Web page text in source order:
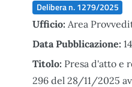
Delibera n. 1279/2025
Ufficio: Area
Data Pubblicazione:
Titolo: Presa d'atto e
296 del 28/11/2025